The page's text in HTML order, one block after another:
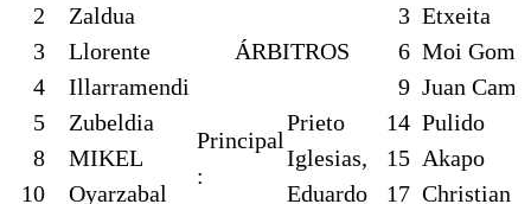
2
Zaldua
3
Llorente
4
Illarramendi
5
Zubeldia
8
MIKEL
10
Oyarzabal
ÁRBITROS
Principal
:
Prieto
Iglesias,
Eduardo
3 Etxeita
6 Moi
9 Juan
14 Pulido
15 Akapo
17 Christian